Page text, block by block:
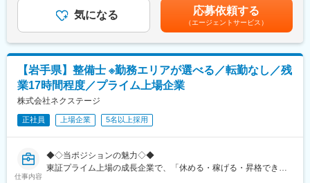
・月10日休み／年休120日でライフワークバランス◎
Ｌ月5回、曜日固定の店休日あり※商業施設を除く
Ｌ4連休の取得実績あり
・転居を伴う転勤は本人の同意なしでございません。
・モデル年収：年収420万円（月収35万円）／経験6年
■キャリアパス
・ 店長やエリアマネージャーといったマネジメントの道、買取・
販売のエキスパート、本社職へのキャリアチェンジ（過去実績あ
り）など多彩なキャリアを目指せます。
ます。
（3）各種バイク保険の対応
（4）納車対応（書類作成、納車）、納車後のアフターフォローな
もあります。
■研修フォロー体制
＜未経験ＯＫ◎座学でビジネスマナーやバイクの知識などからし
っかり学べる！＞
・配属先では3段階のOJT形式にて業務を習得。
・Webで商品や業務について学習する『バイク王カレッジ』など
もあり
※ほとんどが未経験入社者ですが、潤沢な研修制度により安心して
早期活躍を目指せる環境です！
手当＞有＜給与補足＞※年収は経験・スキルを基に決定■業績連動
型賞与：年2回※会社業績による■昇給：年1回※人事考課による■実
績：・年収346万円（月収26万円）／24歳 副店長職 経験2年・年
収420万円（月収35万円）／35歳 店長職 経験6年・年収588万円
／38歳 マネージャー 入社8年目賃金はあくまでも目安の金額であ
り、選考を通じて上下する可能性があります。月給(月額)は固定手
当を含めた表記です。
気になる 応募依頼する
（エージェントサービス）
【岩手県】整備士 ※勤務エリアが選べる／転勤なし／残
業17時間程度／プライム上場企業
株式会社ネクステージ
正社員 上場企業 5名以上採用
仕事内容
◆◇当ポジションの魅力◇◆
東証プライム上場の成長企業で、「休める・稼げる・昇格でき